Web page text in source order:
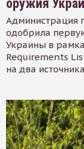
оружия
Администрация
одобрила
Украины в
Requirements
на два